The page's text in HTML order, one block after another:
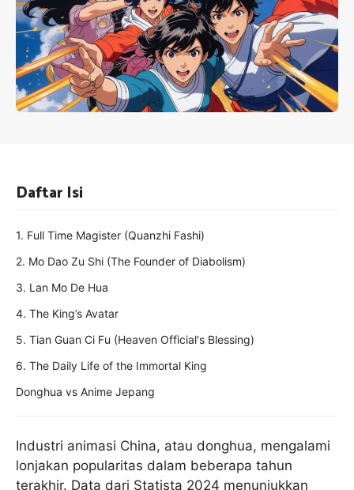
Industri animasi China, atau donghua, mengalami
lonjakan popularitas dalam beberapa tahun
terakhir. Data dari Statista 2024 menunjukkan
Daftar Isi
1. Full Time Magister (Quanzhi Fashi)
2. Mo Dao Zu Shi (The Founder of Diabolism)
3. Lan Mo De Hua
4. The King’s Avatar
5. Tian Guan Ci Fu (Heaven Official's Blessing)
6. The Daily Life of the Immortal King
Donghua vs Anime Jepang